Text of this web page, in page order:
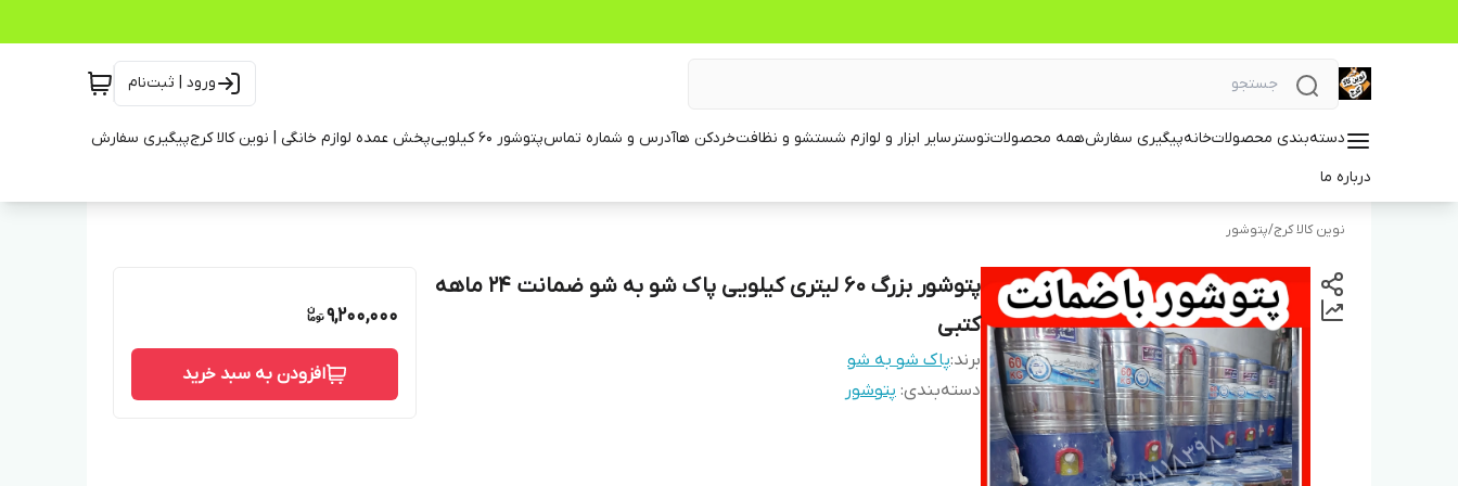
ورود | ثبت‌نام
دسته‌بندی محصولاتخانهپیگیری سفارشهمه محصولاتتوسترسایر ابزار و لوازم شستشو و نظافتخردکن هاآدرس و شماره تماسپتوشور ۶۰ کیلویی پخش عمده لوازم خانگی | نوین کالا کرجپیگیری سفارش
درباره ما
نوین کالا کرج/پتوشور
پتوشور بزرگ ۶۰ لیتری کیلویی پاک شو به شو ضمانت ۲۴ ماهه
کتبی
برند:پاک شو به شو
دسته‌بندی: پتوشور
9,200,000
افزودن به سبد خرید